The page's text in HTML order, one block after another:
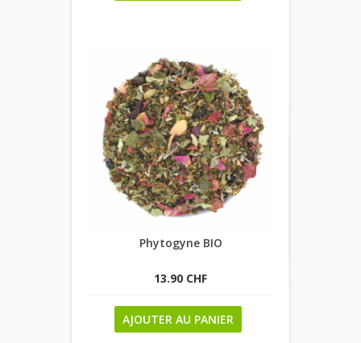
Phytogyne BIO
13.90 CHF
AJOUTER AU PANIER